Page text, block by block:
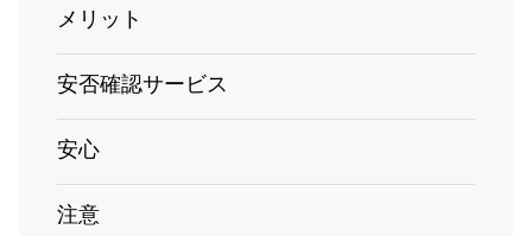
メリット
安否確認サービス
安心
注意